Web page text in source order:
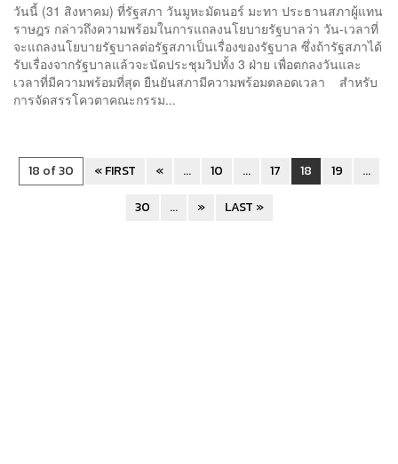
วันนี้ (31 สิงหาคม) ที่รัฐสภา วันมูหะมัดนอร์ มะทา ประธานสภาผู้แทน
ราษฎร กล่าวถึงความพร้อมในการแถลงนโยบายรัฐบาลว่า วัน-เวลาที่
จะแถลงนโยบายรัฐบาลต่อรัฐสภาเป็นเรื่องของรัฐบาล ซึ่งถ้ารัฐสภาได้
รับเรื่องจากรัฐบาลแล้วจะนัดประชุมวิปทั้ง 3 ฝ่าย เพื่อตกลงวันและ
เวลาที่มีความพร้อมที่สุด ยืนยันสภามีความพร้อมตลอดเวลา สำหรับ
การจัดสรรโควตาคณะกรรม...
18 of 30 « FIRST « ... 10 ... 17 18 19
...
30
... » LAST »